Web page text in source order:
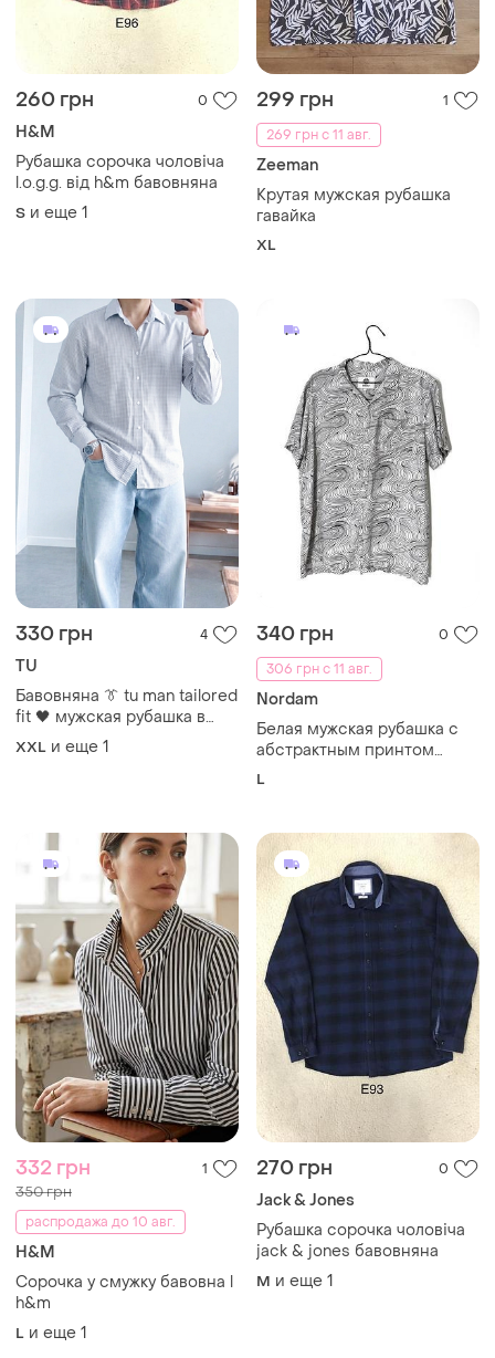
260 грн 0
H&M
Рубашка сорочка чоловіча
l.o.g.g. від h&m бавовняна
S и еще 1
299 грн
1
269 грн с 11 авг.
Zeeman
Крутая мужская рубашка
гавайка
XL
330 грн 4
TU
Бавовняна 👔 tu man tailored
fit 🖤 мужская рубашка в
клетку 📐 большой размер
xxl 3xl
XXL и еще 1
340 грн
0
306 грн с 11 авг.
Nordam
Белая мужская рубашка с
абстрактным принтом
nordam
L
332 грн 1
350 грн
распродажа до 10 авг.
H&M
Сорочка у смужку бавовна l
h&m
L и еще 1
270 грн 0
Jack & Jones
Рубашка сорочка чоловіча
jack & jones бавовняна
M и еще 1